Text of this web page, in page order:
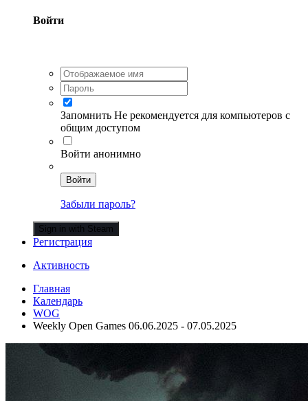
Войти
Запомнить Не рекомендуется для компьютеров с
общим доступом
Войти анонимно
Войти
Забыли пароль?
Sign in with Steam
Регистрация
Активность
Главная
Календарь
WOG
Weekly Open Games 06.06.2025 - 07.05.2025